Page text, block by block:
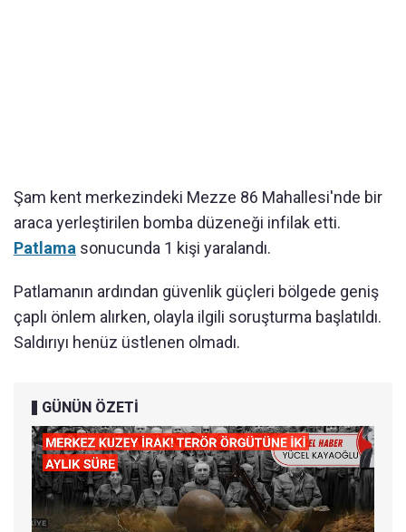
Şam kent merkezindeki Mezze 86 Mahallesi'nde bir
araca yerleştirilen bomba düzeneği infilak etti.
Patlama sonucunda 1 kişi yaralandı.
Patlamanın ardından güvenlik güçleri bölgede geniş
çapl ı önlem al ırken, olayla ilgili soruşturma başlatıldı.
Saldırıyı henüz üstlenen olmadı.
GÜNÜN ÖZETİ